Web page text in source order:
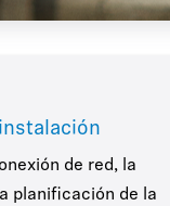
de red, la
planificación de la